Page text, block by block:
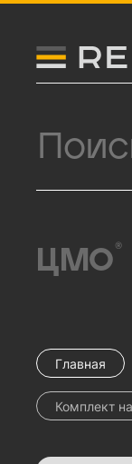
Логитип
ЦМО ®
Главная
Комплект